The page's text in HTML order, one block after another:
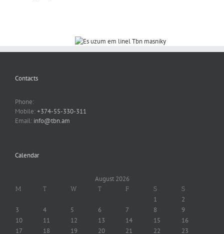
Contacts
Phone:
Mobile:+374-55-330-311
Email: info@tbn.am
Calendar
August 2026
M T W T F S S
1
2
3
4 5 6 7 8
9
10
11 12 13 14 15
16
17
18 19 20 21 22 23